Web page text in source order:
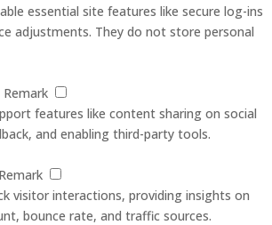
essential site features like secure log-ins
adjustments. They do not store personal
Remark
features like content sharing on social
and enabling third-party tools.
Remark
visitor interactions, providing insights on
bounce rate, and traffic sources.